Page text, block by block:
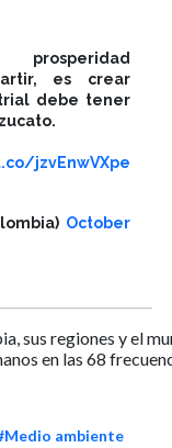
es crear
debe tener
jzvEnwVXpe
October
sus regiones y el
en las 68
ambiente